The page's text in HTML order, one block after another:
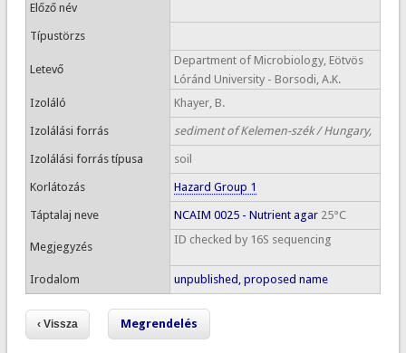
Előző név
Típustörzs
Letevő
Department of Microbiology, Eötvös
Lóránd University - Borsodi, A.K.
Izoláló
Khayer, B.
Izolálási forrás sediment of Kelemen-szék / Hungary,
Izolálási forrás típusa soil
Korlátozás Hazard Group 1
Táptalaj neve NCAIM 0025 - Nutrient agar25°C
Megjegyzés
ID checked by 16S sequencing
Irodalom unpublished, proposed name
Megrendelés